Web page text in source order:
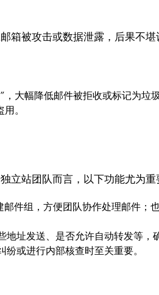
箱被攻击或数据泄露，后果不
大幅降低邮件被拒收或标记为垃
。
立站团队而言，以下功能尤为重
邮件组，方便团队协作处理邮件；
址发送、是否允许自动转发等，
或进行内部核查时至关重要。